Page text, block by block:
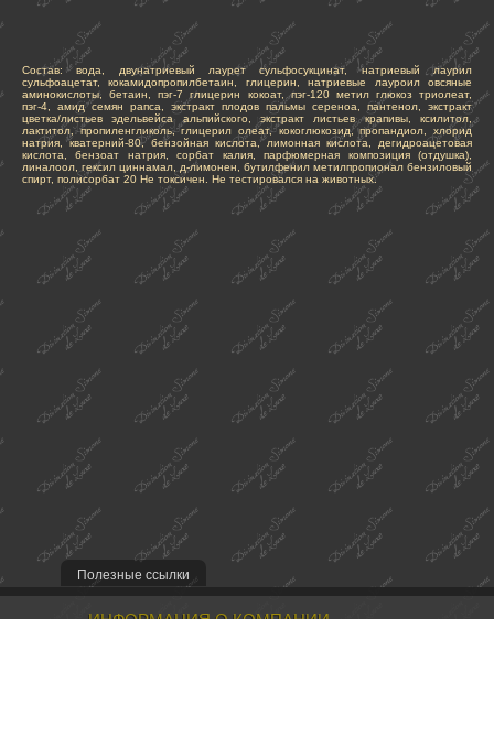
Состав: вода, двунатриевый лаурет сульфосукцинат, натриевый лаурил
сульфоацетат, кокамидопропилбетаин, глицерин, натриевые лауроил овсяные
аминокислоты, бетаин, пэг-7 глицерин кокоат, пэг-120 метил глюкоз триолеат,
пэг-4, амид семян рапса, экстракт плодов пальмы сереноа, пантенол, экстракт
цветка/листьев эдельвейса альпийского, экстракт листьев крапивы, ксилитол,
лактитол, пропиленгликоль, глицерил олеат, кокоглюкозид, пропандиол, хлорид
натрия, кватерний-80, бензойная кислота, лимонная кислота, дегидроацетовая
кислота, бензоат натрия, сорбат калия, парфюмерная композиция (отдушка),
линалоол, гексил циннамал, д-лимонен, бутилфенил метилпропионал бензиловый
спирт, полисорбат 20 Не токсичен. Не тестировался на животных.
Полезные ссылки
ИНФОРМАЦИЯ О КОМПАНИИ